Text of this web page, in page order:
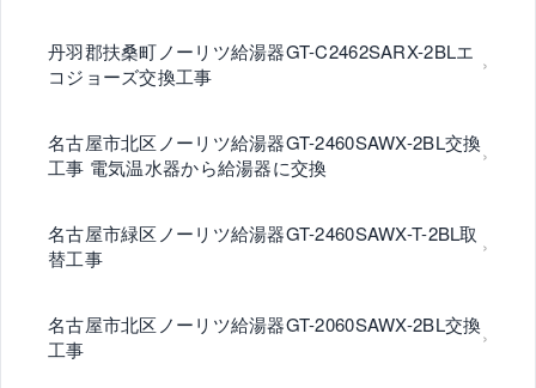
丹羽郡扶桑町ノーリツ給湯器GT-C2462SARX-2BLエ
コジョーズ交換工事
名古屋市北区ノーリツ給湯器GT-2460SAWX-2BL交換
工事 電気温水器から給湯器に交換
名古屋市緑区ノーリツ給湯器GT-2460SAWX-T-2BL取
替工事
名古屋市北区ノーリツ給湯器GT-2060SAWX-2BL交換
工事